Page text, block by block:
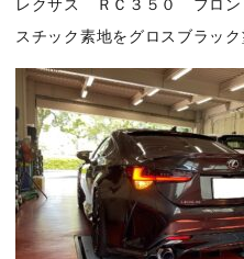
レクサス ＲＣ３５０ フロン
スチック素地をグロスブラッ